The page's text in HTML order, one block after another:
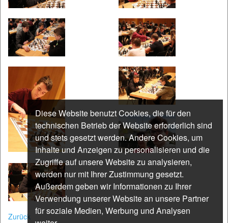
Zurück
Diese Website benutzt Cookies, die für den
technischen Betrieb der Website erforderlich sind
und stets gesetzt werden. Andere Cookies, um
Inhalte und Anzeigen zu personalisieren und die
Zugriffe auf unsere Website zu analysieren,
werden nur mit Ihrer Zustimmung gesetzt.
Außerdem geben wir Informationen zu Ihrer
Verwendung unserer Website an unsere Partner
für soziale Medien, Werbung und Analysen